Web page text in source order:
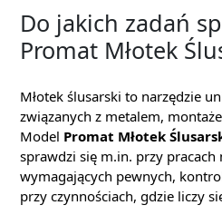
Do jakich zadań
Promat Młotek
Młotek ślusarski to narzędzie
związanych z metalem,
Model Promat Młotek
sprawdzi się m.in. przy pracach
wymagających pewnych,
przy czynnościach, gdzie liczy